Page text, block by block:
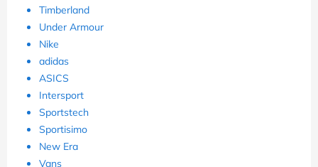
Timberland
Under Armour
Nike
adidas
ASICS
Intersport
Sportstech
Sportisimo
New Era
Vans